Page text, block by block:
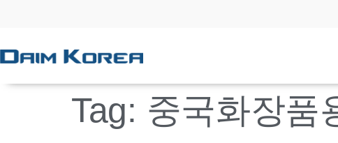
Tag: 중국화장품